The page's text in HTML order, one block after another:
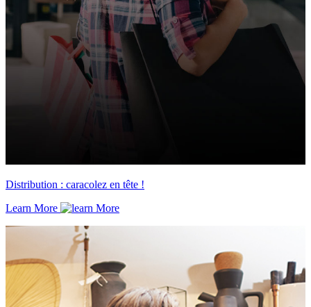
Distribution : caracolez en tête !
Learn More